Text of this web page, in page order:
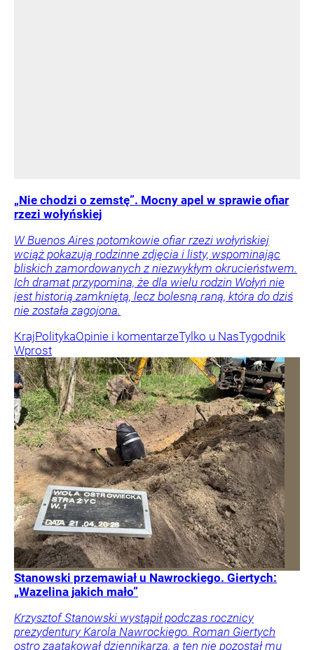
„Nie chodzi o zemstę”. Mocny apel w sprawie ofiar
rzezi wołyńskiej
W Buenos Aires potomkowie ofiar rzezi wołyńskiej
wciąż pokazują rodzinne zdjęcia i listy, wspominając
bliskich zamordowanych z niezwykłym okrucieństwem.
Ich dramat przypomina, że dla wielu rodzin Wołyń nie
jest historią zamkniętą, lecz bolesną raną, która do dziś
nie została zagojona.
KrajPolitykaOpinie i komentarzeTylko u NasTygodnik
Wprost
Stanowski przemawiał u Nawrockiego. Giertych:
„Wazelina jakich mało”
Krzysztof Stanowski wystąpił podczas rocznicy
prezydentury Karola Nawrockiego. Roman Giertych
ostro zaatakował dziennikarza, a ten nie pozostał mu